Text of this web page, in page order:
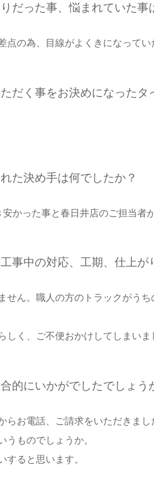
だった事、悩まれていた事
点の為、目線がよくきになってい
だく事をお決めになったタ
た決め手は何でしたか？
かった事と春日井店のご担当者
事中の対応、工期、仕上
せん。職人の方のトラックがう
しく、ご不便おかけしてしまいま
的にいかがでしたでしょ
らお電話、ご請求をいただきま
うものでしょうか。
すると思います。